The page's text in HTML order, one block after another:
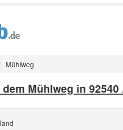
Mühlweg
Mühlweg in